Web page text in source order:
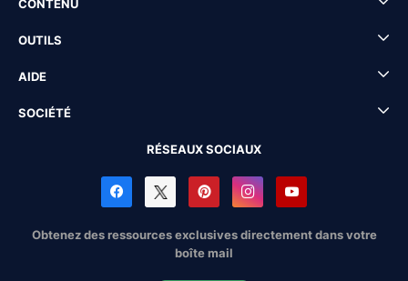
CONTENU
OUTILS
AIDE
SOCIÉTÉ
RÉSEAUX SOCIAUX
Obtenez des ressources exclusives directement dans votre
boîte mail